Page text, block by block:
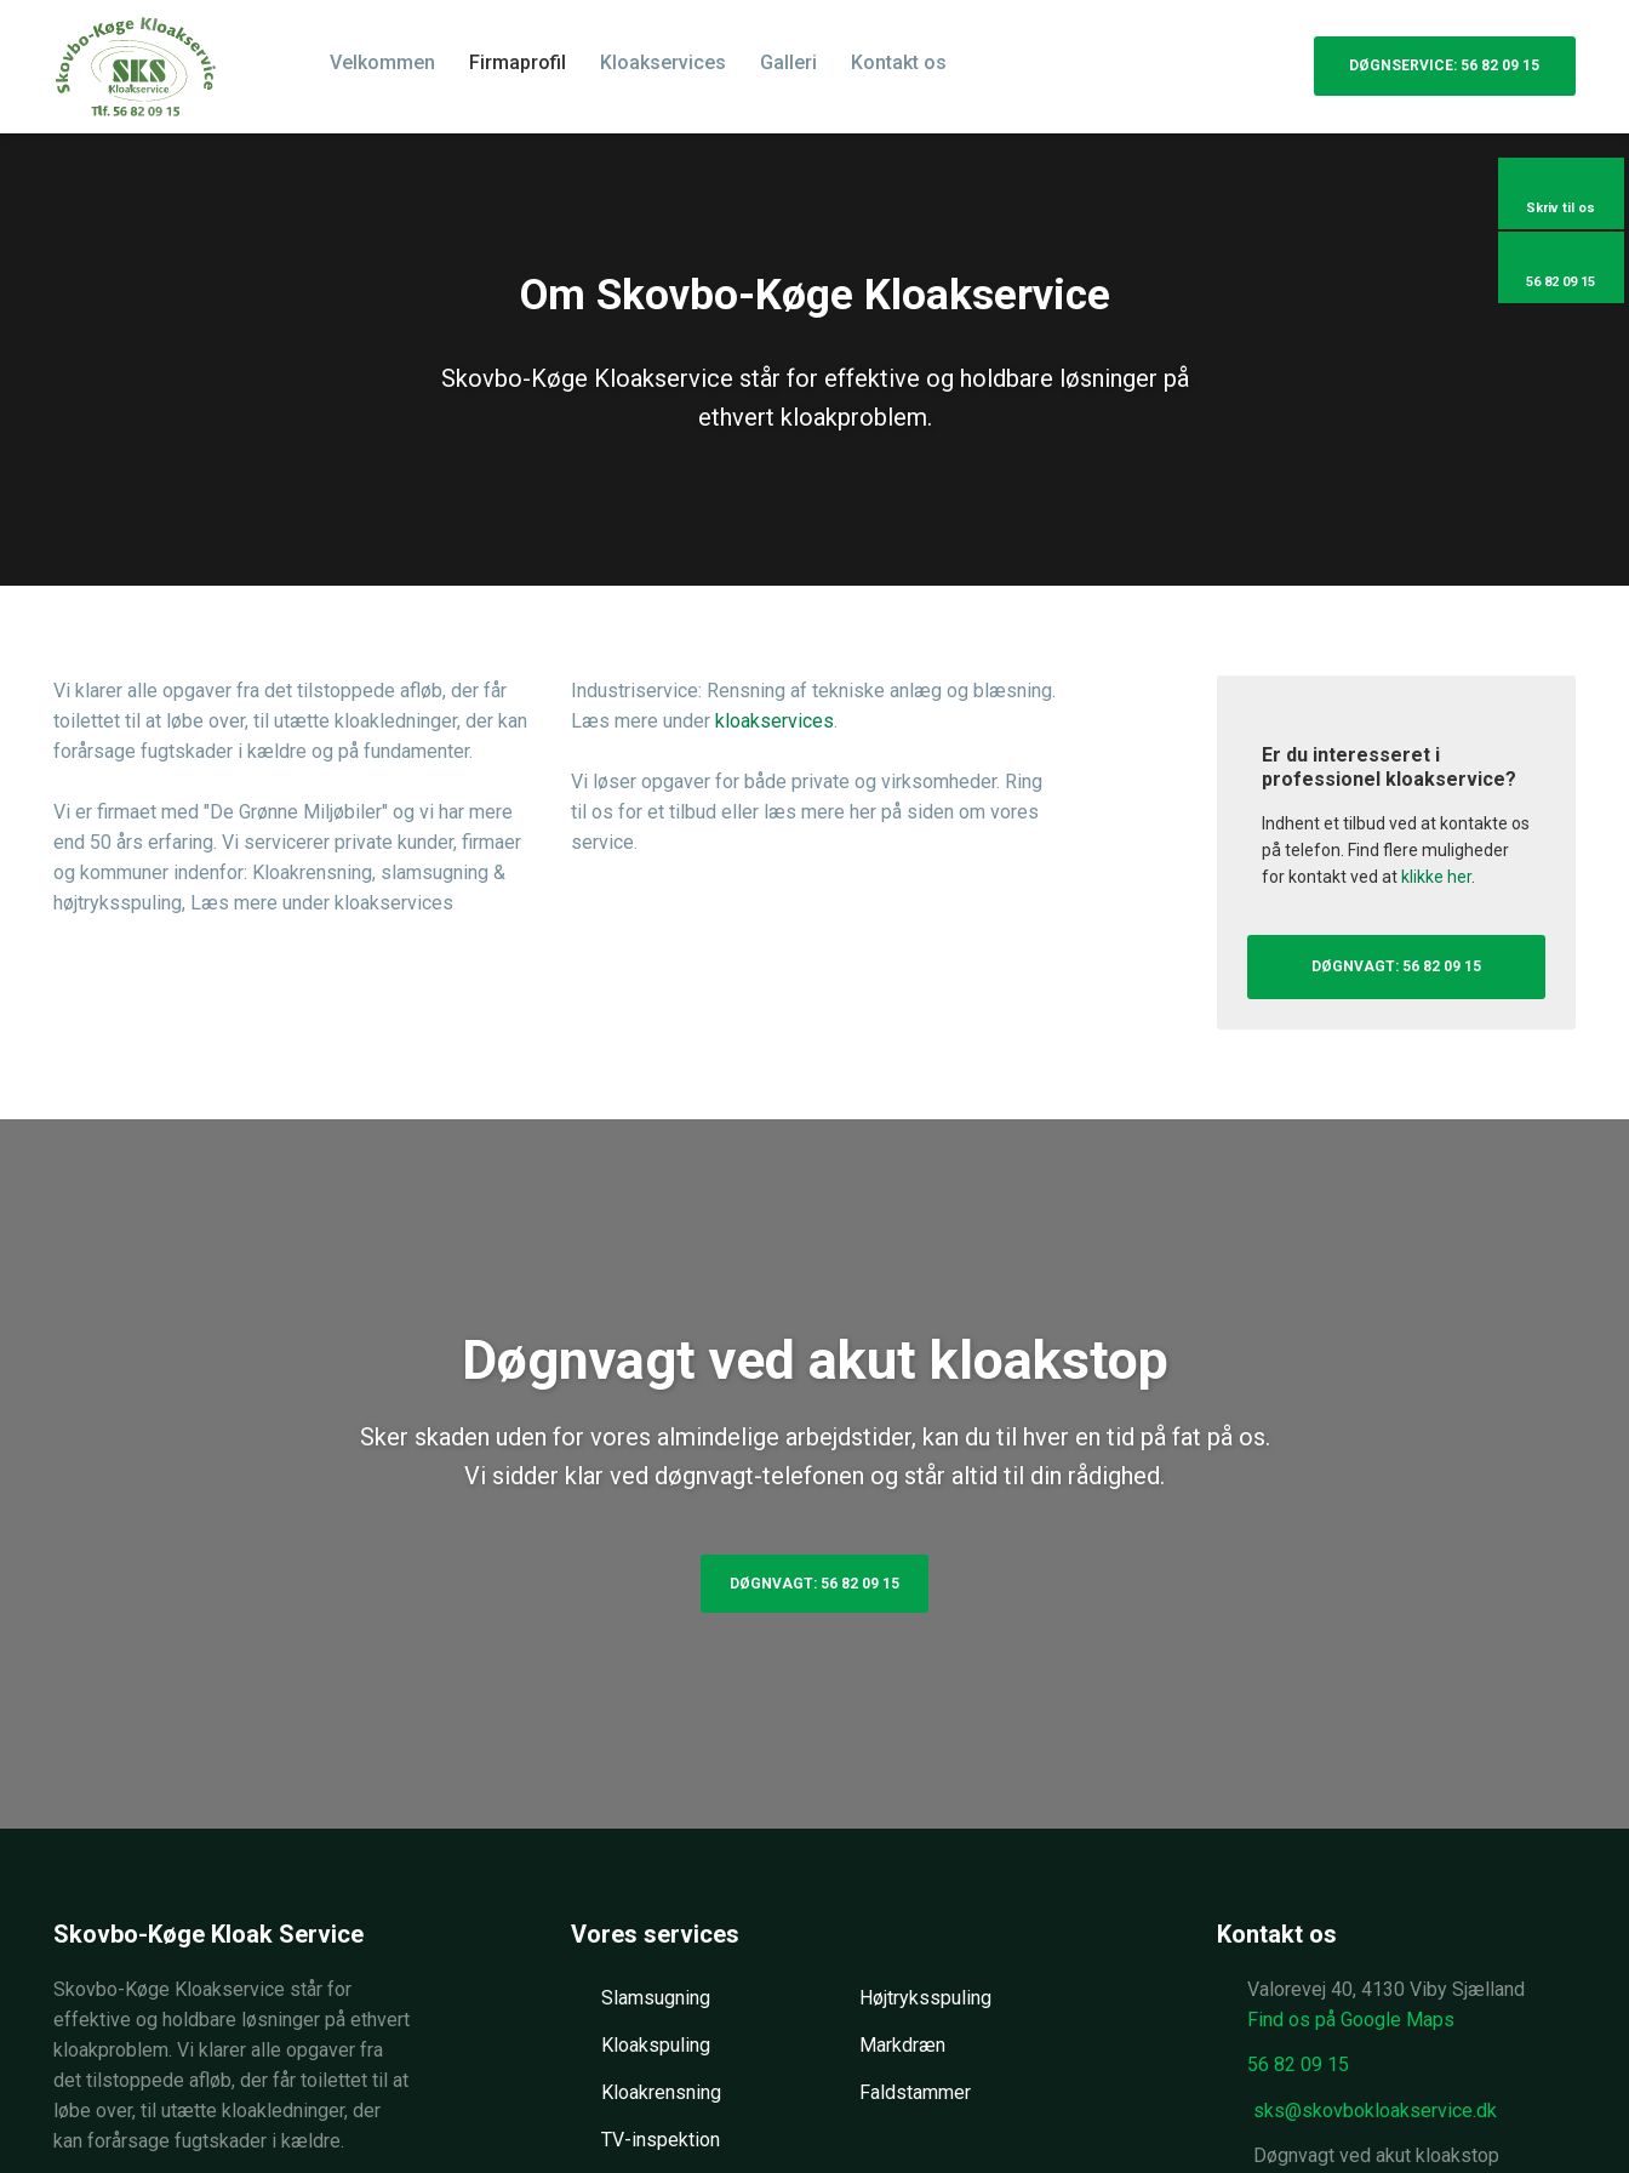
Skriv til os
56 82 09 15
Velkommen Firmaprofil Kloakservices Galleri Kontakt os DØGNSERVICE: 56 82 09 15
Om Skovbo-Køge Kloakservice
Skovbo-Køge Kloakservice står for effektive og holdbare løsninger på
ethvert kloakproblem.​
​Vi klarer alle opgaver fra det tilstoppede afløb, der får
toilettet til at løbe over, til utætte kloakledninger, der kan
forårsage fugtskader i kældre og på fundamenter.
Vi er firmaet med "De Grønne Miljøbiler" og vi har mere
end 50 års erfaring. Vi servicerer private kunder, firmaer
og kommuner indenfor: Kloakrensning, slamsugning &
højtryksspuling, Læs mere under kloakservices
Industriservice: Rensning af tekniske anlæg og blæsning.
Læs mere under kloakservices.
Vi løser opgaver for både private og virksomheder. Ring
til os for et tilbud eller læs mere her på siden om vores
service.​​
​Er du interesseret i
professionel kloakservice?
Indhent et tilbud ved at kontakte os
på telefon. Find flere muligheder
for kontakt ved at klikke her.
​DØGNVAGT: 56 82 09 15
Døgnvagt ved akut kloakstop
Sker skaden uden for vores almindelige arbejdstider, kan du til hver en tid på fat på os.
Vi sidder klar ved døgnvagt-telefonen og står altid til din rådighed.
DØGNVAGT: 56 82 09 15
Skovbo-Køge Kloak Service
Skovbo-Køge Kloakservice står for
effektive og holdbare løsninger på ethvert
kloakproblem. Vi klarer alle opgaver fra
det tilstoppede afløb, der får toilettet til at
løbe over, til utætte kloakledninger, der
kan forårsage fugtskader i kældre.
Vores services
Slamsugning
Kloakspuling
Kloakrensning
TV-inspektion
Højtryksspuling
Markdræn
Faldstammer
Kontakt os
Valorevej 40, 4130 Viby Sjælland
Find os på Google Maps​
56 82 09 15
sks@skovbokloakservice.dk
Døgnvagt ved akut kloakstop